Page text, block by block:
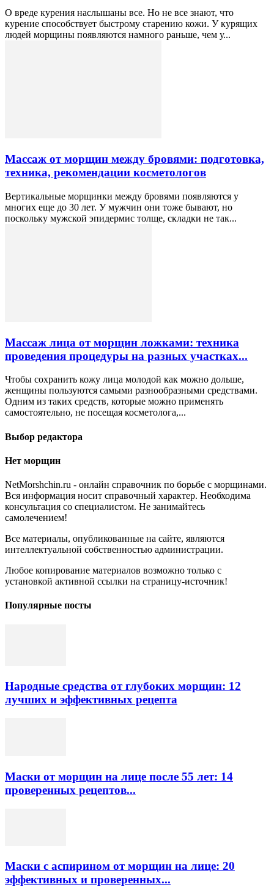
О вреде курения наслышаны все. Но не все знают, что
курение способствует быстрому старению кожи. У курящих
людей морщины появляются намного раньше, чем у...
Массаж от морщин между бровями: подготовка,
техника, рекомендации косметологов
Вертикальные морщинки между бровями появляются у
многих еще до 30 лет. У мужчин они тоже бывают, но
поскольку мужской эпидермис толще, складки не так...
Массаж лица от морщин ложками: техника
проведения процедуры на разных участках...
Чтобы сохранить кожу лица молодой как можно дольше,
женщины пользуются самыми разнообразными средствами.
Одним из таких средств, которые можно применять
самостоятельно, не посещая косметолога,...
Выбор редактора
Нет морщин
NetMorshchin.ru - онлайн справочник по борьбе с морщинами.
Вся информация носит справочный характер. Необходима
консультация со специалистом. Не занимайтесь
самолечением!
Все материалы, опубликованные на сайте, являются
интеллектуальной собственностью администрации.
Любое копирование материалов возможно только с
установкой активной ссылки на страницу-источник!
Популярные посты
Народные средства от глубоких морщин: 12
лучших и эффективных рецепта
Маски от морщин на лице после 55 лет: 14
проверенных рецептов...
Маски с аспирином от морщин на лице: 20
эффективных и проверенных...